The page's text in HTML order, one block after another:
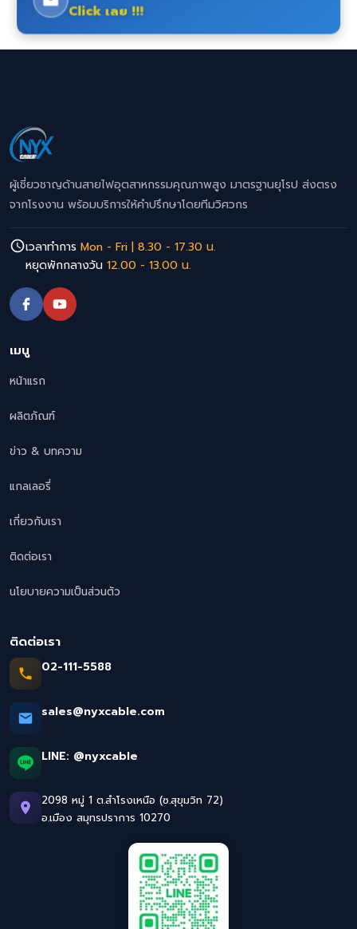
Click เลย !!!
ผู้เชี่ยวชาญด้านสายไฟอุตสาหกรรมคุณภาพสูง มาตรฐานยุโรป ส่งตรง
จากโรงงาน พร้อมบริการให้คำปรึกษาโดยทีมวิศวกร
เวลาทำการ Mon - Fri | 8.30 - 17.30 น.
หยุดพักกลางวัน 12.00 - 13.00 น.
เมนู
หน้าแรก
ผลิตภัณฑ์
ข่าว & บทความ
แกลเลอรี่
เกี่ยวกับเรา
ติดต่อเรา
นโยบายความเป็นส่วนตัว
ติดต่อเรา
02-111-5588
sales@nyxcable.com
LINE: @nyxcable
2098 หมู่ 1 ต.สำโรงเหนือ (ซ.สุขุมวิท 72)
อ.เมือง สมุทรปราการ 10270